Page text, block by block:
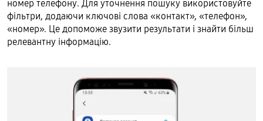
номер телефону. Для уточнення пошуку використовуйте
фільтри, додаючи ключові слова «контакт», «телефон»,
«номер». Це допоможе звузити результати і знайти більш
релевантну інформацію.